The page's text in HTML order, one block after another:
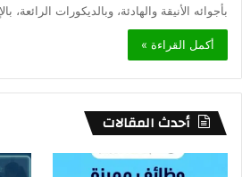
بأجوائه الأنيقة والهادئة، وبالديكورات الرائعة،
أكمل القراءة »
أحدث المقالات